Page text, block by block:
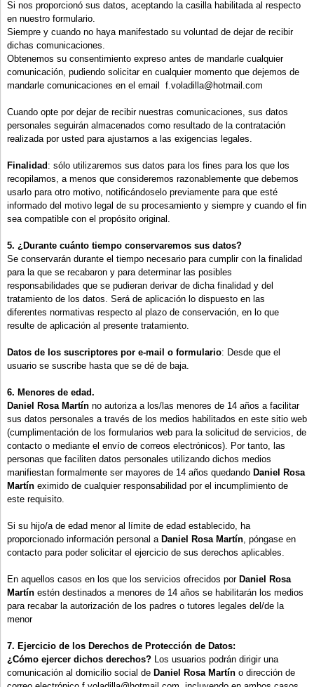
Si nos proporcionó sus datos, aceptando la casilla habilitada al respecto
en nuestro formulario.
Siempre y cuando no haya manifestado su voluntad de dejar de recibir
dichas comunicaciones.
Obtenemos su consentimiento expreso antes de mandarle cualquier
comunicación, pudiendo solicitar en cualquier momento que dejemos de
mandarle comunicaciones en el email f.voladilla@hotmail.com
Cuando opte por dejar de recibir nuestras comunicaciones, sus datos
personales seguirán almacenados como resultado de la contratación
realizada por usted para ajustarnos a las exigencias legales.
Finalidad : sólo utilizaremos sus datos para los fines para los que los
recopilamos, a menos que consideremos razonablemente que debemos
usarlo para otro motivo, notificándoselo previamente para que esté
informado del motivo legal de su procesamiento y siempre y cuando el fin
sea compatible con el propósito original.
5. ¿Durante cuánto tiempo conservaremos sus datos?
Se conservarán durante el tiempo necesario para cumplir con la finalidad
para la que se recabaron y para determinar las posibles
responsabilidades que se pudieran derivar de dicha finalidad y del
tratamiento de los datos. Será de aplicación lo dispuesto en las
diferentes normativas respecto al plazo de conservación, en lo que
resulte de aplicación al presente tratamiento.
Datos de los suscriptores por e-mail o formulario: Desde que el
usuario se suscribe hasta que se dé de baja.
6. Menores de edad.
Daniel Rosa Martín no autoriza a los/las menores de 14 años a facilitar
sus datos personales a través de los medios habilitados en este sitio web
(cumplimentación de los formularios web para la solicitud de servicios, de
contacto o mediante el envío de correos electrónicos). Por tanto, las
personas que faciliten datos personales utilizando dichos medios
manifiestan formalmente ser mayores de 14 años quedando Daniel Rosa
Martín eximido de cualquier responsabilidad por el incumplimiento de
este requisito.
Si su hijo/a de edad menor al límite de edad establecido, ha
proporcionado información personal a Daniel Rosa Martín, póngase en
contacto para poder solicitar el ejercicio de sus derechos aplicables.
En aquellos casos en los que los servicios ofrecidos por Daniel Rosa
Martín estén destinados a menores de 14 años se habilitarán los medios
para recabar la autorización de los padres o tutores legales del/de la
menor
7. Ejercicio de los Derechos de Protección de Datos:
¿Cómo ejercer dichos derechos? Los usuarios podrán dirigir una
comunicación al domicilio social de Daniel Rosa Martín o dirección de